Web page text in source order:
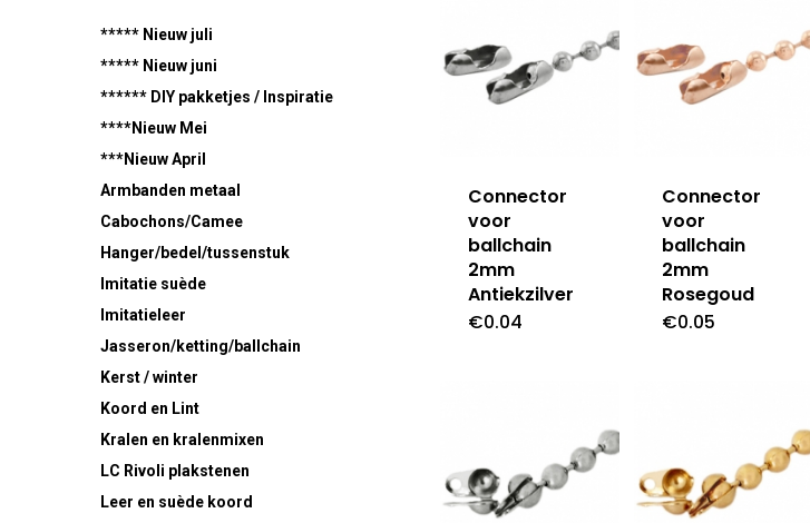
***** Nieuw juli
***** Nieuw juni
****** DIY pakketjes / Inspiratie
****Nieuw Mei
***Nieuw April
Armbanden metaal
Cabochons/Camee
Hanger/bedel/tussenstuk
Imitatie suède
Imitatieleer
Jasseron/ketting/ballchain
Kerst / winter
Koord en Lint
Kralen en kralenmixen
LC Rivoli plakstenen
Leer en suède koord
Connector
voor
ballchain
2mm
Antiekzilver
€0.04
Connector
voor
ballchain
2mm
Rosegoud
€0.05